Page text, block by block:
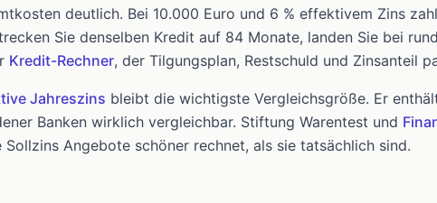
deutlich. Bei 10.000 Euro und 6 % effektivem Zins
Sie denselben Kredit auf 84 Monate, landen Sie bei
Kredit-Rechner, der Tilgungsplan, Restschuld und Zinsanteil
Jahreszins bleibt die wichtigste Vergleichsgröße. Er
Banken wirklich vergleichbar. Stiftung Warentest und
Sollzins Angebote schöner rechnet, als sie tatsächlich sind.